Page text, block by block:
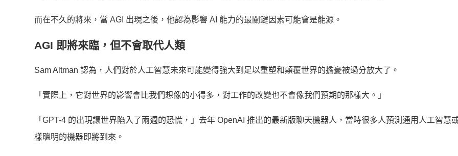
而在不久的將來，當 AGI 出現之後，他認為影響 AI 能力的最關鍵因素可能會是能源。
AGI 即將來臨，但不會取代人類
Sam Altman 認為，人們對於人工智慧未來可能變得強大到足以重塑和顛覆世界的擔憂被過分放大了。
「實際上，它對世界的影響會比我們想像的小得多，對工作的改變也不會像我們預期的那樣大。」
「GPT-4 的出現讓世界陷⼊了兩週的恐慌，」去年 OpenAI 推出的最新版聊天機器⼈，當時很多人預測通用人工智慧
樣聰明的機器即將到來。